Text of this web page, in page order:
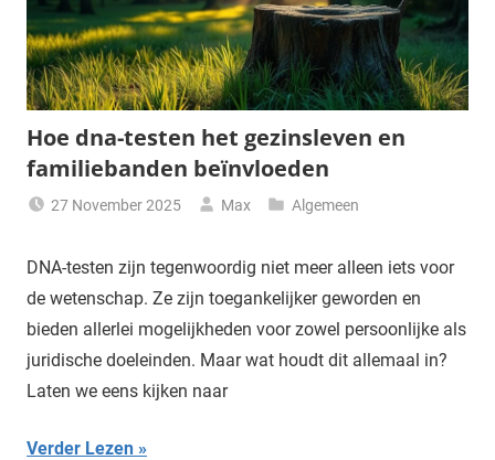
Hoe dna-testen het gezinsleven en
familiebanden beïnvloeden
27 November 2025 Max Algemeen
DNA-testen zijn tegenwoordig niet meer alleen iets voor
de wetenschap. Ze zijn toegankelijker geworden en
bieden allerlei mogelijkheden voor zowel persoonlijke als
juridische doeleinden. Maar wat houdt dit allemaal in?
Laten we eens kijken naar
Verder Lezen